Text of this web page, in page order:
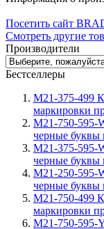
Посетить сайт
Смотреть другие
Производители
Бестселлеры
M21-375-499
маркировки
M21-750-595-
черные буквы
M21-375-595-
черные буквы
M21-250-595-
черные буквы
M21-750-499
маркировки
M21-750-595-